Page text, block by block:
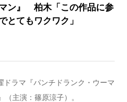
ン』 柏木「この作品に参
とてもワクワク」
ドラマ『パンチドランク・ウーマ
主演：篠原涼子）。